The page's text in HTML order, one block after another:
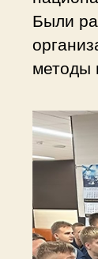
Были
методы